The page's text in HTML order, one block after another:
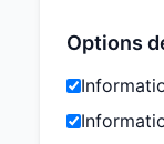
Options